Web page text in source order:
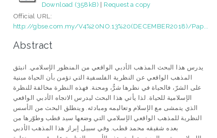
Download (358kB) | Request a copy
Official URL:
http://gbse.com.my/V4%20NO.13%20(DECEMBER2018)/Pap...
Abstract
يدرس هذا البحث المذهب الأدبي الواقعي من المنظور الإسلامي. انبثق
المذهب الواقعي عن النظرية الفلسفية التي تؤمن بأن الحياة مبنية
على الشرّ، فالحياة في نظرها شرٌّ، ومحنة. فهذه النظرة مخالفة للنظرة
الإسلامية للحياة. لذا يأتي هذا البحث ليدرس الاتجاه الأدبي الواقعي
الذي يتمشى مع الإسلام وتعاليمه ومبادئه. وينطلق البحث من الأسس
النظرية للمذهب الواقعي الإسلامي التي وضعها سيد قطب وطوّرها من
بعده شقيقه محمد قطب. وفي سبيل إبراز هذا المذهب الأدبي